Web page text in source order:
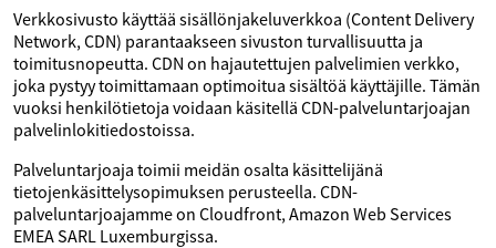
Verkkosivusto käyttää sisällönjakeluverkkoa (Content Delivery
Network, CDN) parantaakseen sivuston turvallisuutta ja
toimitusnopeutta. CDN on hajautettujen palvelimien verkko,
joka pystyy toimittamaan optimoitua sisältöä käyttäjille. Tämän
vuoksi henkilötietoja voidaan käsitellä CDN-palveluntarjoajan
palvelinlokitiedostoissa.
Palveluntarjoaja toimii meidän osalta käsittelijänä
tietojenkäsittelysopimuksen perusteella. CDN-
palveluntarjoajamme on Cloudfront, Amazon Web Services
EMEA SARL Luxemburgissa.